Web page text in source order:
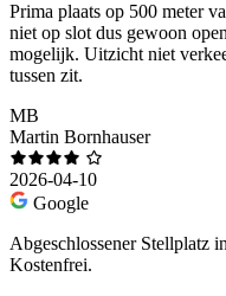
Prima plaats op 500 meter
niet op slot dus gewoon
mogelijk. Uitzicht niet
tussen zit.
MB
Martin Bornhauser
2026-04-10
Google
Abgeschlossener Stellplatz
Kostenfrei.